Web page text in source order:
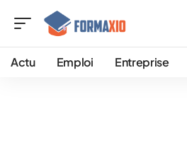
Actu Emploi Entreprise